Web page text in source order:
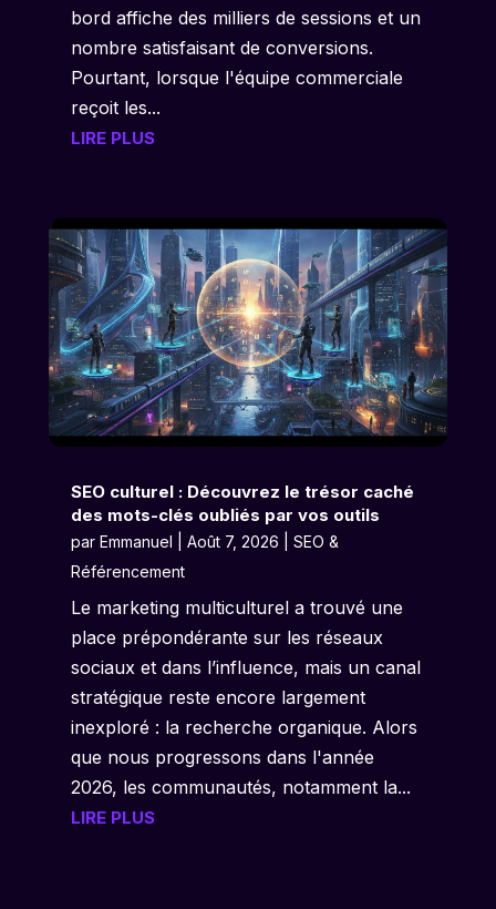
bord affiche des milliers de sessions et un
nombre satisfaisant de conversions.
Pourtant, lorsque l'équipe commerciale
reçoit les...
LIRE PLUS
SEO culturel : Découvrez le trésor caché
des mots-clés oubliés par vos outils
par Emmanuel Août 7, 2026
SEO &
Référencement
Le marketing multiculturel a trouvé une
place prépondérante sur les réseaux
sociaux et dans l’influence, mais un canal
stratégique reste encore largement
inexploré : la recherche organique. Alors
que nous progressons dans l'année
2026, les communautés, notamment la...
LIRE PLUS